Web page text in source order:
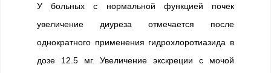
У больных с нормальной функцией почек
увеличение диуреза отмечается после
однократного применения гидрохлоротиазида в
дозе 12.5 мг. Увеличение экскреции с мочой